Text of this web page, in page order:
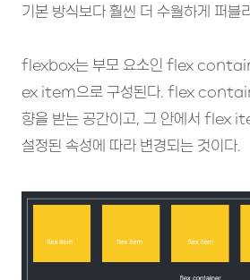
기본 방식보다 훨씬 더 수월하게 퍼블
flexbox는 부모 요소인 flex
ex item으로 구성된다. flex
향을 받는 공간이고, 그 안에서 flex
설정된 속성에 따라 변경되는 것이다.